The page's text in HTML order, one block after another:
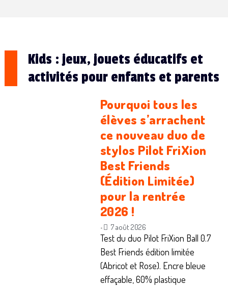
Kids : jeux, jouets éducatifs et
activités pour enfants et parents
Pourquoi tous les
élèves s’arrachent
ce nouveau duo de
stylos Pilot FriXion
Best Friends
(Édition Limitée)
pour la rentrée
2026 !
• 7 août 2026
Test du duo Pilot FriXion Ball 0.7
Best Friends édition limitée
(Abricot et Rose). Encre bleue
effaçable, 60% plastique